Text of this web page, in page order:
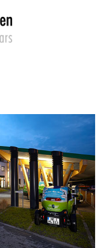
24h
We offer
Mon - Fri